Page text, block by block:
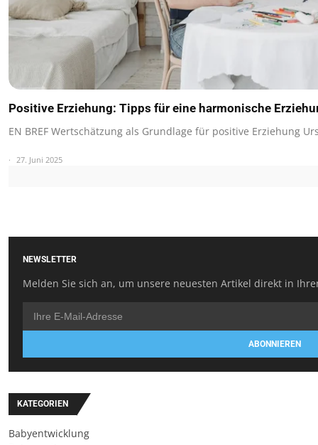
Positive Erziehung: Tipps für eine harmonische
EN BREF Wertschätzung als Grundlage für positive Erziehung
27. Juni 2025
NEWSLETTER
Melden Sie sich an, um unsere neuesten Artikel direkt in
ABONNIEREN
KATEGORIEN
Babyentwicklung